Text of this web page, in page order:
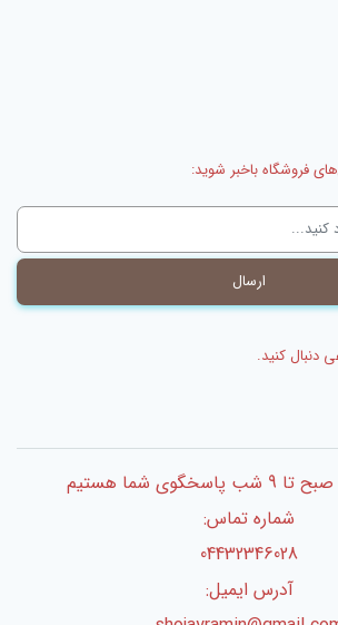
فروشگاه باخبر شوید:
دنبال کنید.
شماره تماس:
04432346028
آدرس ایمیل: